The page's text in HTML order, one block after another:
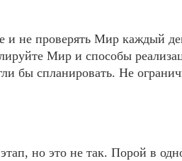
и не проверять Мир каждый
Мир и способы
бы спланировать. Не
но это не так. Порой в